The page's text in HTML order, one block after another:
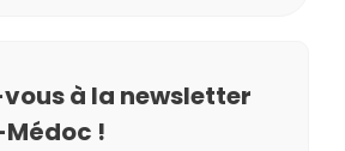
à la newsletter
!